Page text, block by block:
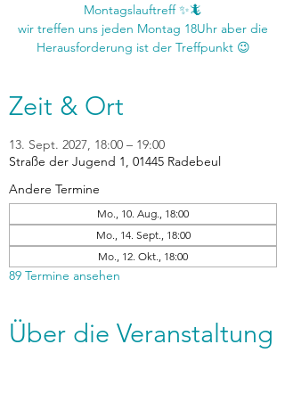
Montagslauftreff ✨🦎
wir treffen uns jeden Montag 18Uhr aber die
Zeit & Ort
13. Sept. 2027, 18:00 – 19:00
Straße der Jugend 1, 01445 Radebeul
Andere Termine
Mo., 10. Aug., 18:00
Mo., 14. Sept., 18:00
Mo., 12. Okt., 18:00
89 Termine ansehen
Über die Veranstaltung